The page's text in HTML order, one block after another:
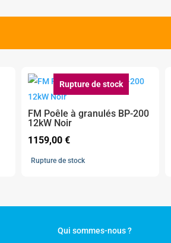
Rupture de stock
FM Poêle à granulés BP-200
12kW Noir
1159,00€
Rupture de stock
Qui sommes-nous ?